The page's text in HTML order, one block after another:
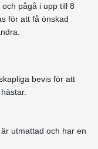
pågå i upp till 8
för att få önskad
bevis för att
utmattad och har en